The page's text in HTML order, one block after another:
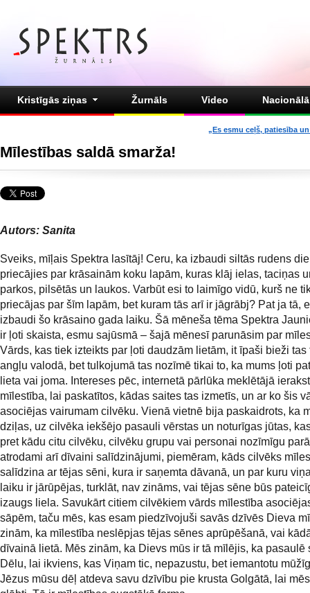
Kristīgās ziņas Žurnāls Video
„Es esmu ceļš, patiesība
Mīlestības saldā smarža!
Autors: Sanita
Sveiks, mīļais Spektra lasītāj! Ceru, ka izbaudi siltās rudens
priecājies par krāsainām koku lapām, kuras klāj ielas, taciņas
parkos, pilsētās un laukos. Varbūt esi to laimīgo vidū, kurš ne
priecājas par šīm lapām, bet kuram tās arī ir jāgrābj? Pat ja tā,
izbaudi šo krāsaino gada laiku. Šā mēneša tēma Spektra
ir ļoti skaista, esmu sajūsmā – šajā mēnesī parunāsim par
Vārds, kas tiek izteikts par ļoti daudzām lietām, it īpaši bieži tas
angļu valodā, bet tulkojumā tas nozīmē tikai to, ka mums ļoti
lieta vai joma. Intereses pēc, internetā pārlūka meklētājā
mīlestība, lai paskatītos, kādas saites tas izmetīs, un ar ko šis
asociējas vairumam cilvēku. Vienā vietnē bija paskaidrots, ka
dziļas, uz cilvēka iekšējo pasauli vērstas un noturīgas jūtas,
pret kādu citu cilvēku, cilvēku grupu vai personai nozīmīgu
atrodami arī dīvaini salīdzinājumi, piemēram, kāds cilvēks
salīdzina ar tējas sēni, kura ir saņemta dāvanā, un par kuru
laiku ir jārūpējas, turklāt, nav zināms, vai tējas sēne būs
izaugs liela. Savukārt citiem cilvēkiem vārds mīlestība
sāpēm, taču mēs, kas esam piedzīvojuši savās dzīvēs Dieva
zinām, ka mīlestība neslēpjas tējas sēnes aprūpēšanā, vai
dīvainā lietā. Mēs zinām, ka Dievs mūs ir tā mīlējis, ka pasaulē
Dēlu, lai ikviens, kas Viņam tic, nepazustu, bet iemantotu
Jēzus mūsu dēļ atdeva savu dzīvību pie krusta Golgātā, lai